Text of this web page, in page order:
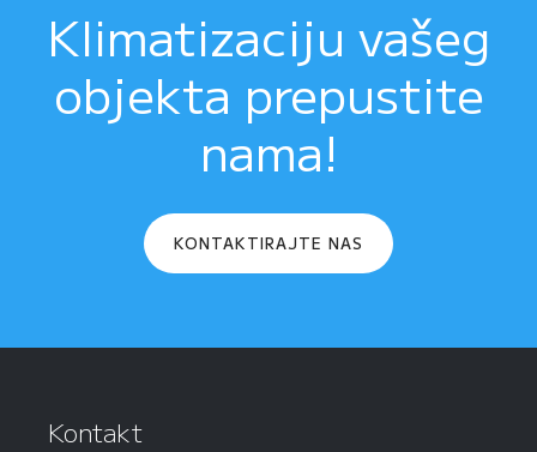
Klimatizaciju vašeg
objekta prepustite
nama!
KONTAKTIRAJTE NAS
Kontakt